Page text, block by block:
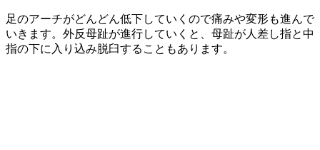
足のアーチがどんどん低下していくので痛みや変形も進んで
いきます。外反母趾が進行していくと、母趾が人差し指と中
指の下に入り込み脱臼することもあります。